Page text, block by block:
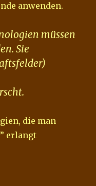
anwenden.
müssen
Sie
die man
erlangt